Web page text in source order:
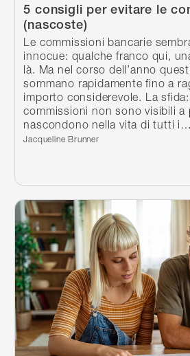
5 consigli per evitare le
(nascoste)
Le commissioni bancarie
innocue: qualche franco qui,
là. Ma nel corso dell’anno
sommano rapidamente fino a
importo considerevole. La
commissioni non sono visibili a
nascondono nella vita di tutti i…
Scritto da:
Jacqueline Brunner
Continua a leggere